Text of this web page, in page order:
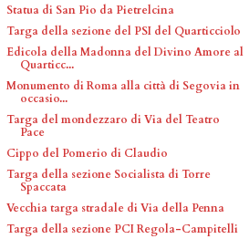
Statua di San Pio da Pietrelcina
Targa della sezione del PSI del Quarticciolo
Edicola della Madonna del Divino Amore al
Quarticc...
Monumento di Roma alla città di Segovia in
occasio...
Targa del mondezzaro di Via del Teatro
Pace
Cippo del Pomerio di Claudio
Targa della sezione Socialista di Torre
Spaccata
Vecchia targa stradale di Via della Penna
Targa della sezione PCI Regola-Campitelli